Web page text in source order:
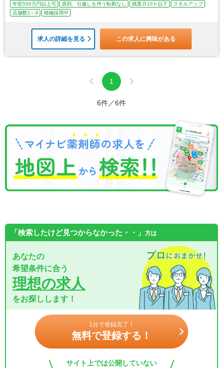
年収550万円以上可 原則、引越しを伴う転勤なし 残業月10ｈ以下
スキルアップ
店舗数1～9
積極採用中
求人の詳細を見る この求人に興味がある
1
6件／6件
「検索したけど見つからなかった・・」 方は
あなたの
希望条件に合う
理想の求人
をお探しします！
1分で登録完了！
無料で登録する！
サイト上では公開していない